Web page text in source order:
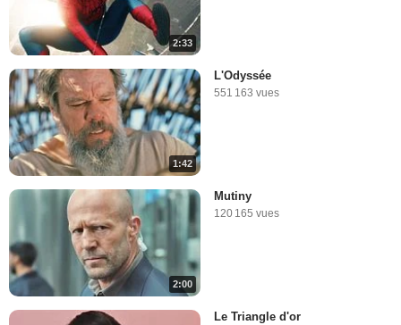
2:33
1:42
L'Odyssée
551 163 vues
2:00
Mutiny
120 165 vues
Le Triangle d'or